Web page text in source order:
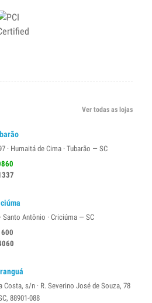
Ver todas as lojas
· Humaitá de Cima · Tubarão — SC
Santo Antônio · Criciúma — SC
Costa, s/n · R. Severino José de Souza, 78
88901-088